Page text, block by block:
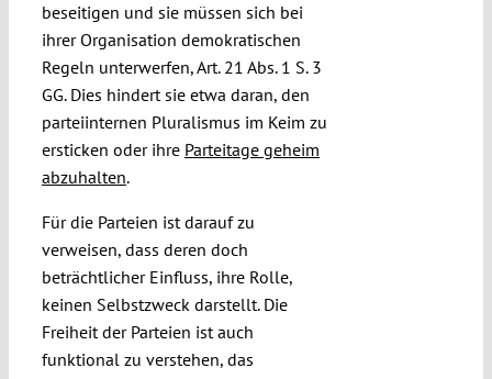
beseitigen und sie müssen sich bei
ihrer Organisation demokratischen
Regeln unterwerfen, Art. 21 Abs. 1 S. 3
GG. Dies hindert sie etwa daran, den
parteiinternen Pluralismus im Keim zu
ersticken oder ihre Parteitage geheim
abzuhalten.
Für die Parteien ist darauf zu
verweisen, dass deren doch
beträchtlicher Einfluss, ihre Rolle,
keinen Selbstzweck darstellt. Die
Freiheit der Parteien ist auch
funktional zu verstehen, das